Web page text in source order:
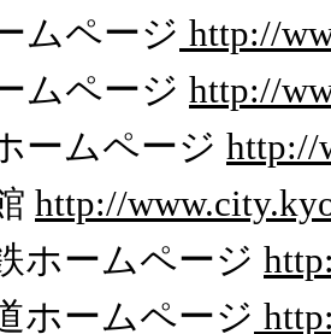
ムページ http://
ムページ http://
ームページ http://
http://
ホームページ
ホームページ